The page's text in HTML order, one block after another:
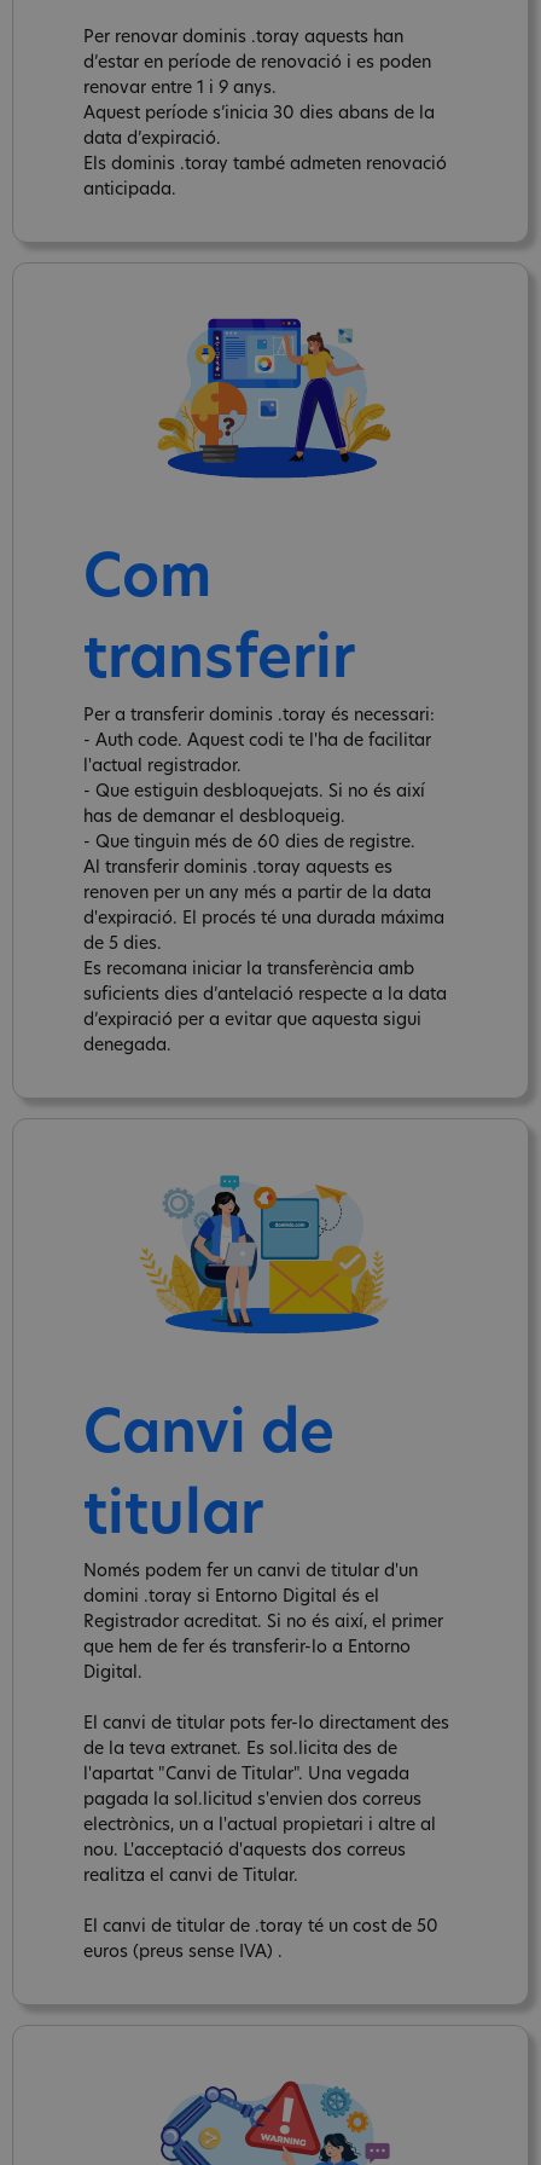
Per renovar dominis .toray aquests han
d’estar en període de renovació i es poden
renovar entre 1 i 9 anys.
Aquest període s’inicia 30 dies abans de la
data d’expiració.
Els dominis .toray també admeten renovació
anticipada.
Com
transferir
Per a transferir dominis .toray és necessari:
- Auth code. Aquest codi te l'ha de facilitar
l'actual registrador.
- Que estiguin desbloquejats. Si no és així
has de demanar el desbloqueig.
- Que tinguin més de 60 dies de registre.
Al transferir dominis .toray aquests es
renoven per un any més a partir de la data
d'expiració. El procés té una durada máxima
de 5 dies.
Es recomana iniciar la transferència amb
suficients dies d’antelació respecte a la data
d’expiració per a evitar que aquesta sigui
denegada.
Canvi de
titular
Només podem fer un canvi de titular d'un
domini .toray si Entorno Digital és el
Registrador acreditat. Si no és així, el primer
que hem de fer és transferir-lo a Entorno
Digital.
El canvi de titular pots fer-lo directament des
de la teva extranet. Es sol.licita des de
l'apartat "Canvi de Titular". Una vegada
pagada la sol.licitud s'envien dos correus
electrònics, un a l'actual propietari i altre al
nou. L'acceptació d'aquests dos correus
realitza el canvi de Titular.
El canvi de titular de .toray té un cost de 50
euros (preus sense IVA) .